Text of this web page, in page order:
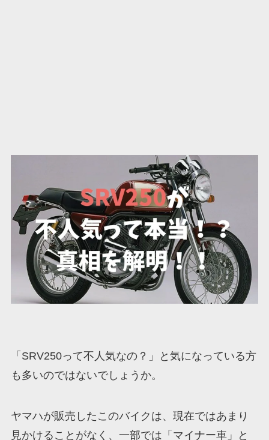
「SRV250って不人気なの？」と気になっている方
も多いのではないでしょうか。
ヤマハが販売したこのバイクは、現在ではあまり
見かけることがなく、一部では「マイナー車」と